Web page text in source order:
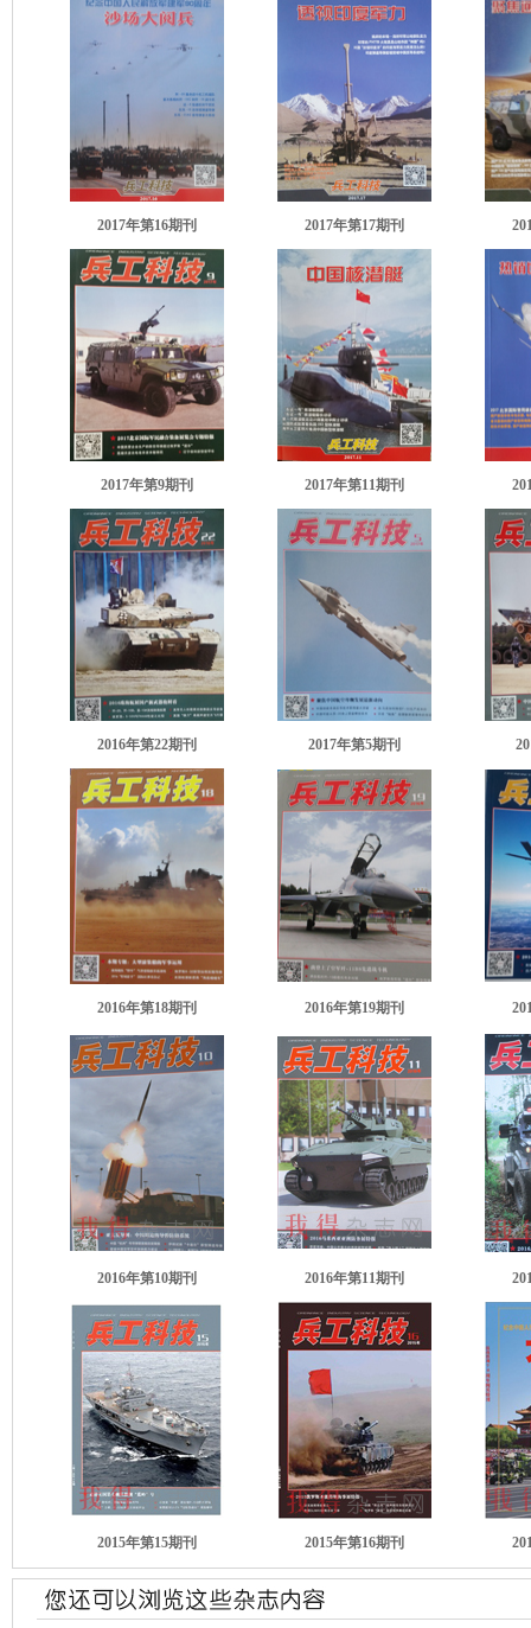
2017年第16期刊 2017年第17期刊
2017年第9期刊 2017年第11期刊
2016年第22期刊 2017年第5期刊
2016年第18期刊 2016年第19期刊
2016年第10期刊 2016年第11期刊
2015年第15期刊 2015年第16期刊